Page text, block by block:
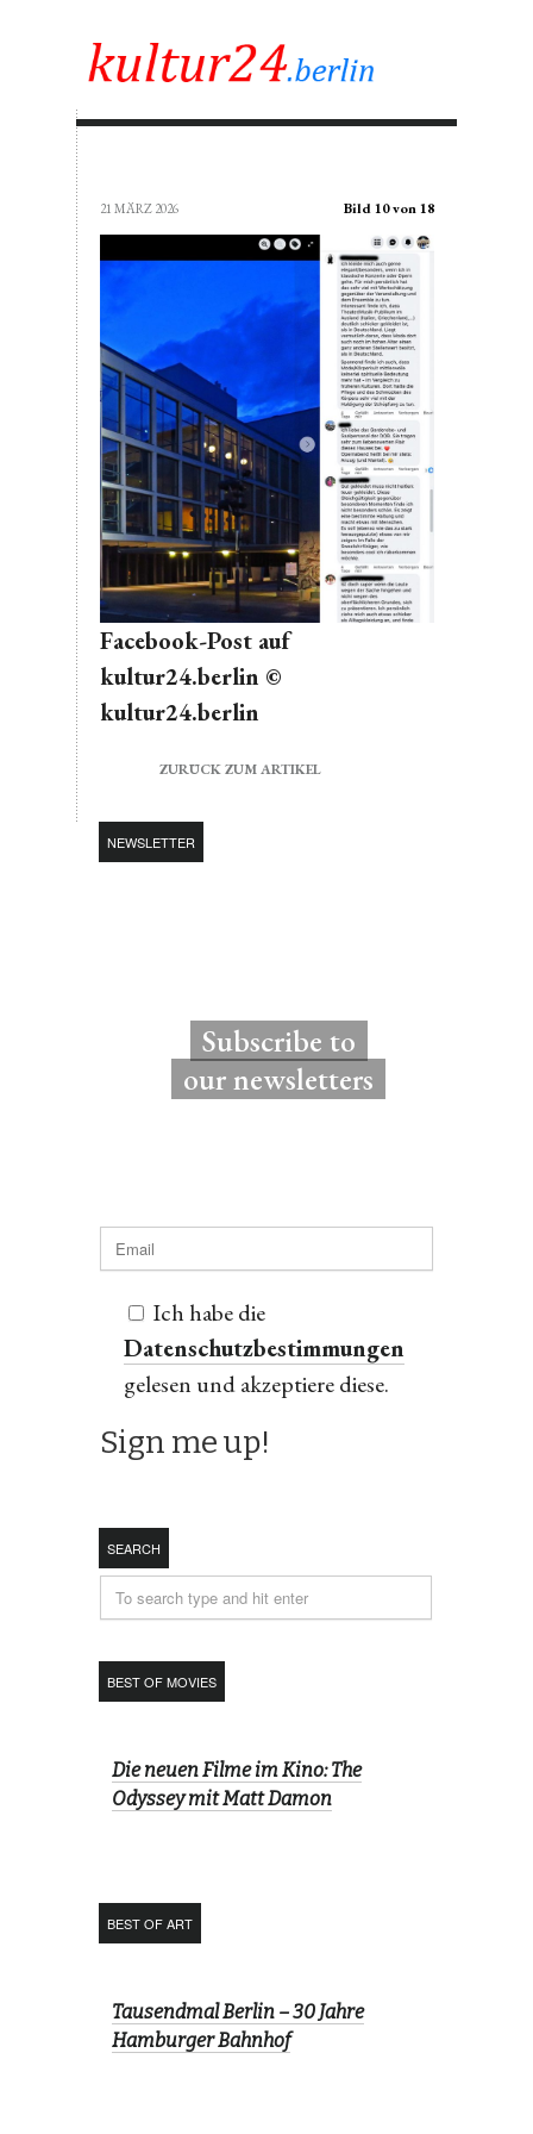
21 MÄRZ 2026 Bild 10 von 18
Facebook-Post auf
kultur24.berlin ©
kultur24.berlin
ZURÜCK ZUM ARTIKEL
NEWSLETTER
Subscribe to
our newsletters
Ich habe die
Datenschutzbestimmungen
gelesen und akzeptiere diese.
SEARCH
BEST OF MOVIES
Die neuen Filme im Kino: The
Odyssey mit Matt Damon
BEST OF ART
Tausendmal Berlin – 30 Jahre
Hamburger Bahnhof